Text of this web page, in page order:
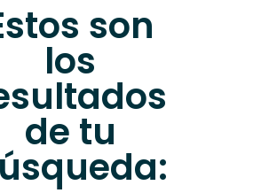
son
los
de tu